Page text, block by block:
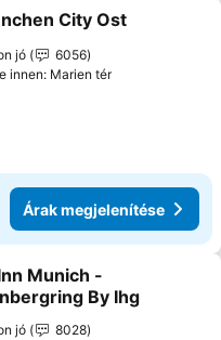
a kedvencekhez
City Ost
jó
6056
innen: Marien tér
Árak megjelenítése
a kedvencekhez
Munich -
By Ihg
jó
8028